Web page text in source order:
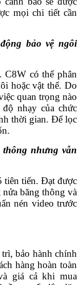
mọi chi tiết cần
bảo vệ ngôi
C8W có thể phân
hoặc vật thể. Do
quan trọng nào
nhạy của chức
thời gian. Để lọc
nhưng vẫn
tiên tiến. Đạt được
băng thông và
nén video trước
bảo hành chính
hàng hoàn toàn
giá cả khi mua